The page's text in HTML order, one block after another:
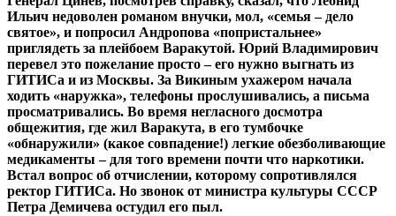
Ильич недоволен романом внучки, мол, «семья – дело
святое», и попросил Андропова «попристальнее»
приглядеть за плейбоем Варакутой. Юрий Владимирович
перевел это пожелание просто – его нужно выгнать из
ГИТИСа и из Москвы. За Викиным ухажером начала
ходить «наружка», телефоны прослушивались, а письма
просматривались. Во время негласного досмотра
общежития, где жил Варакута, в его тумбочке
«обнаружили» (какое совпадение!) легкие обезболивающие
медикаменты – для того времени почти что наркотики.
Встал вопрос об отчислении, которому сопротивлялся
ректор ГИТИСа. Но звонок от министра культуры СССР
Петра Демичева остудил его пыл.